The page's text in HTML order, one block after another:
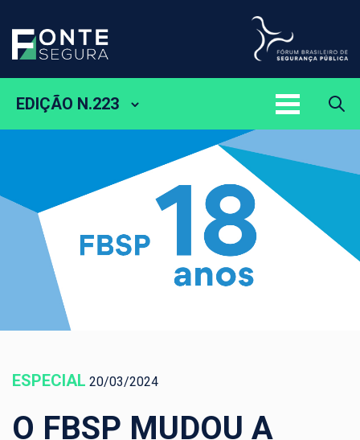
EDIÇÃO N.223
ESPECIAL 20/03/2024
O FBSP MUDOU A